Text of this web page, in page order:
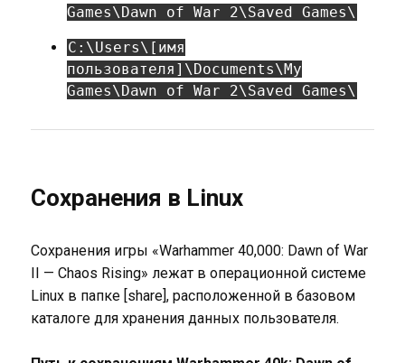
Games\Dawn of War 2\Saved Games\
C:\Users\[имя
пользователя]\Documents\My
Games\Dawn of War 2\Saved Games\
Сохранения в Linux
Сохранения игры «Warhammer 40,000: Dawn of War
II — Chaos Rising» лежат в операционной системе
Linux в папке [share], расположенной в базовом
каталоге для хранения данных пользователя.